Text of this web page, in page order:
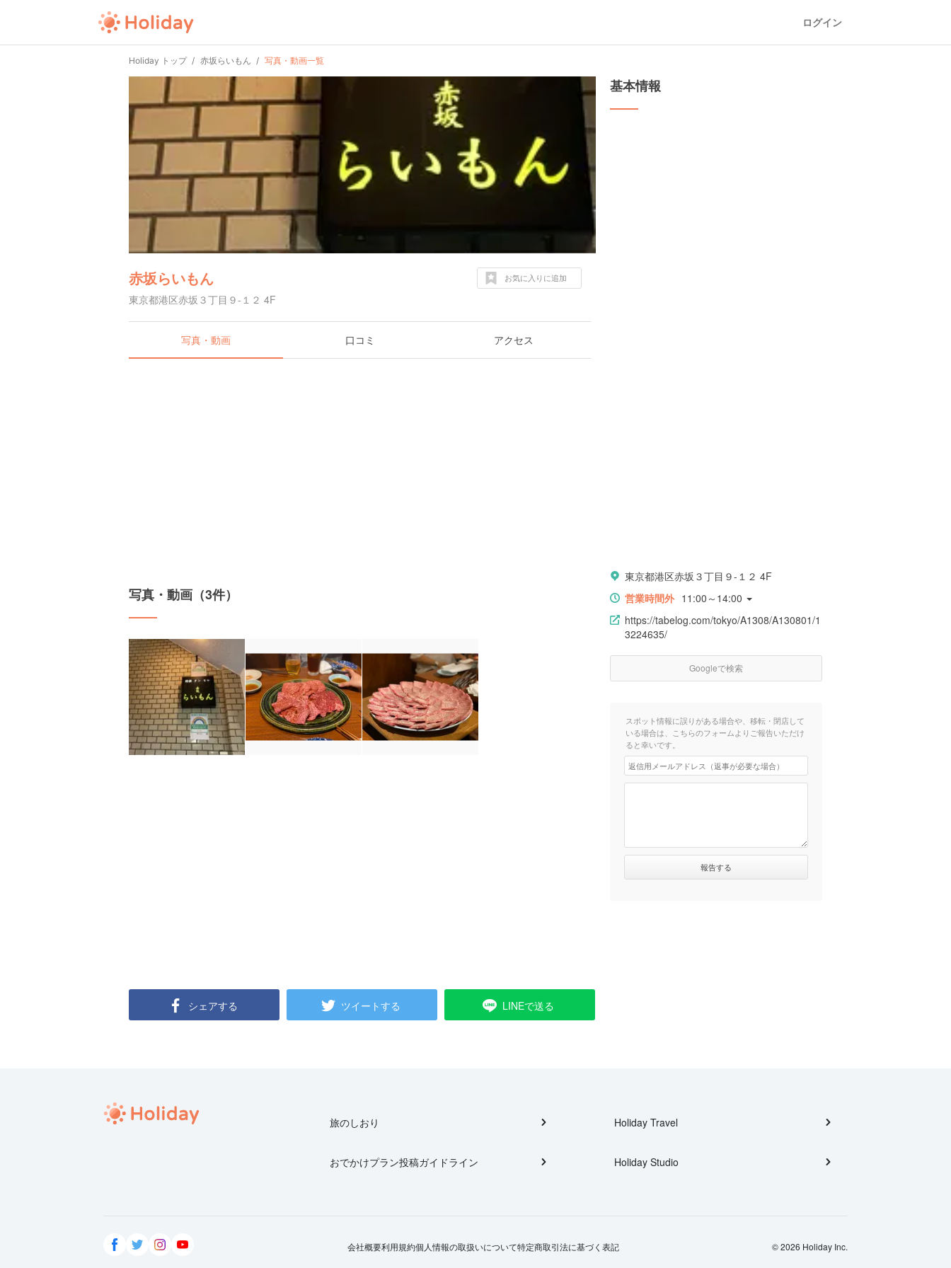
ログイン
Holiday トップ 赤坂らいもん 写真・動画一覧
赤坂らいもん
東京都港区赤坂３丁目９-１２ 4F
お気に入りに追加
写真・動画 口コミ アクセス
写真・動画（3件）
シェアする ツイートする LINEで送る
基本情報
東京都港区赤坂３丁目９-１２ 4F
営業時間外 11:00～14:00
https://tabelog.com/tokyo/A1308/A130801/1
3224635/
Googleで検索
スポット情報に誤りがある場合や、移転・閉店して
いる場合は、こちらのフォームよりご報告いただけ
ると幸いです。
旅のしおり
おでかけプラン投稿ガイドライン
Holiday Travel
Holiday Studio
会社概要利用規約個人情報の取扱いについて特定商取引法に基づく表記 © 2026 Holiday Inc.